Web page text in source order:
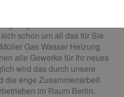
schon um all das für Sie
Gas Wasser Heizung
alle Gewerke für Ihr neues
wird das durch unsere
die enge Zusammenarbeit
im Raum Berlin.